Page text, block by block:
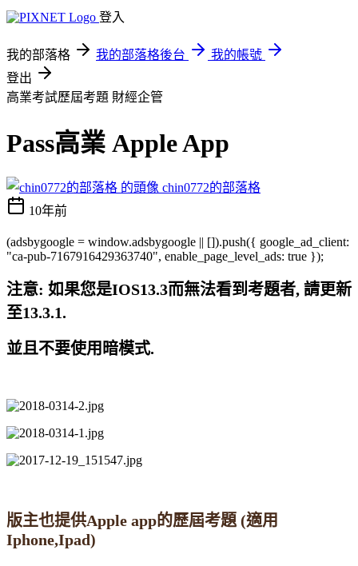
登入
我的部落格 我的部落格後台
我的帳號
登出
高業考試歷屆考題 財經企管
Pass高業 Apple App
chin0772的部落格
10年前
(adsbygoogle = window.adsbygoogle || []).push({ google_ad_client:
"ca-pub-7167916429363740", enable_page_level_ads: true });
注意: 如果您是IOS13.3而無法看到考題者, 請更新
至13.3.1.
並且不要使用暗模式.
版主也提供Apple app的歷屆考題 (適用
Iphone,Ipad)